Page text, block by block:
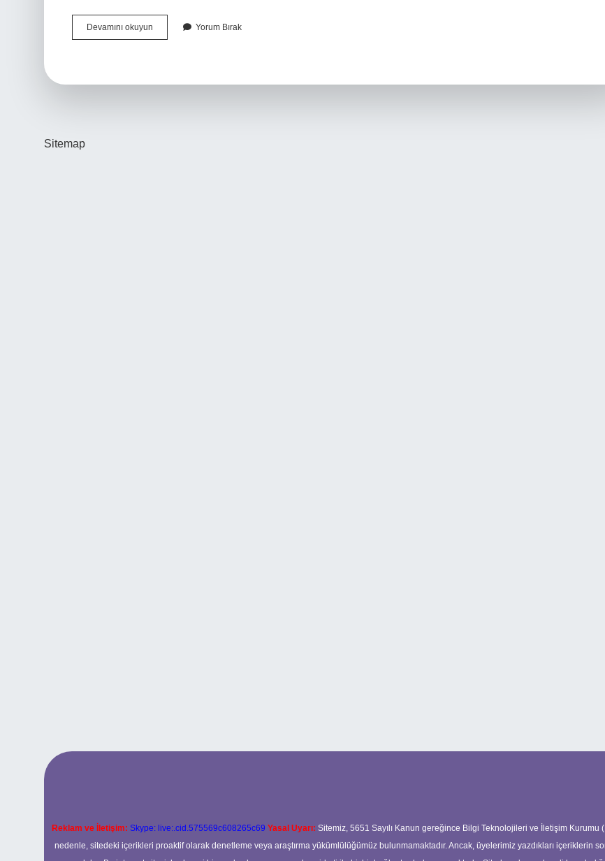
Devamını okuyun
Isminde
Yorum Bırak
Sitemap
Reklam ve İletişim: Skype: live:.cid.575569c608265c69 Yasal Uyarı: Sitemiz, 5651 Sayılı Kanun gereğince Bilgi Teknolojileri ve İletişim Kurumu
nedenle, sitedeki içerikleri proaktif olarak denetleme veya araştırma yükümlülüğümüz bulunmamaktadır. Ancak, üyelerimiz yazdıkları içeriklerin